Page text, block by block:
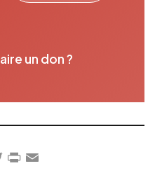
un don ?
PrintFriendly
Email